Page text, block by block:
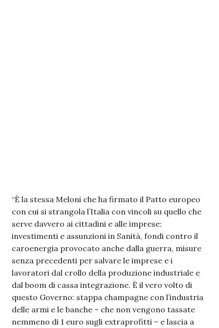
“È la stessa Meloni che ha firmato il Patto europeo
con cui si strangola l’Italia con vincoli su quello che
serve davvero ai cittadini e alle imprese:
investimenti e assunzioni in Sanità, fondi contro il
caroenergia provocato anche dalla guerra, misure
senza precedenti per salvare le imprese e i
lavoratori dal crollo della produzione industriale e
dal boom di cassa integrazione. È il vero volto di
questo Governo: stappa champagne con l’industria
delle armi e le banche – che non vengono tassate
nemmeno di 1 euro sugli extraprofitti – e lascia a